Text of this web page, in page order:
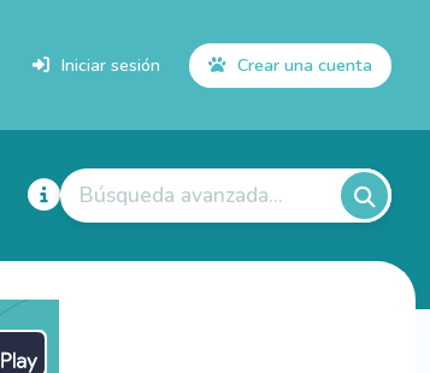
Iniciar sesión Crear una cuenta
Búsqueda avanzada...